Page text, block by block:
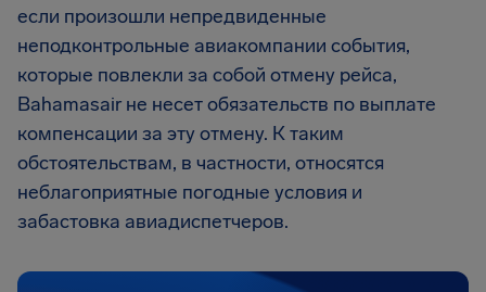
если произошли непредвиденные
неподконтрольные авиакомпании события,
которые повлекли за собой отмену рейса,
Bahamasair не несет обязательств по выплате
компенсации за эту отмену. К таким
обстоятельствам, в частности, относятся
неблагоприятные погодные условия и
забастовка авиадиспетчеров.